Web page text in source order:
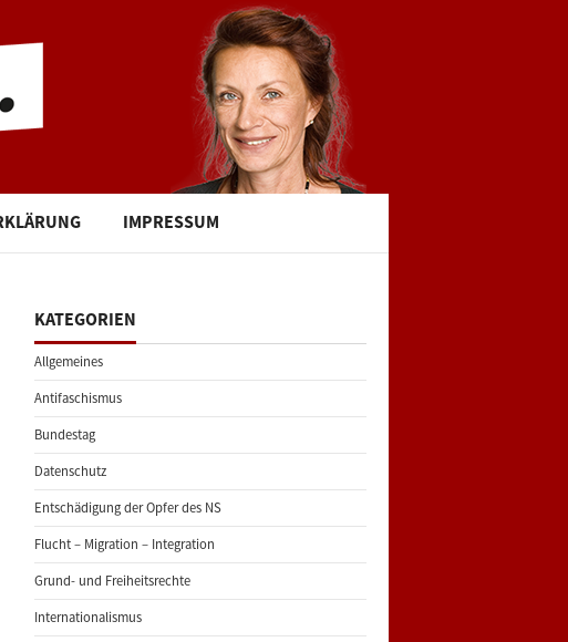
IMPRESSUM
KATEGORIEN
Allgemeines
Antifaschismus
Bundestag
Datenschutz
Entschädigung der Opfer des NS
Flucht – Migration – Integration
Grund- und Freiheitsrechte
Internationalismus